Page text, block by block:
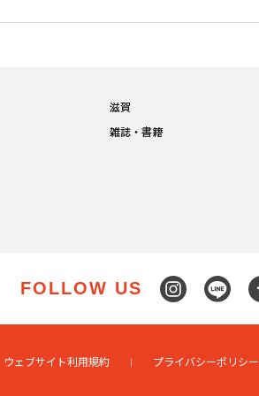
滋賀
雑誌・書籍
FOLLOW US
ウェブサイト利用規約 プライバシーポリシー